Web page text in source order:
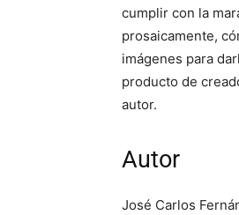
cumplir con la
prosaicamente,
imágenes para
producto de
autor.
Autor
José Carlos